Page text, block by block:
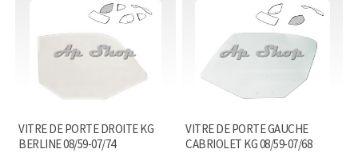
VITRE DE PORTE DROITE KG
BERLINE 08/59-07/74
VITRE DE PORTE GAUCHE
CABRIOLET KG 08/59-07/68